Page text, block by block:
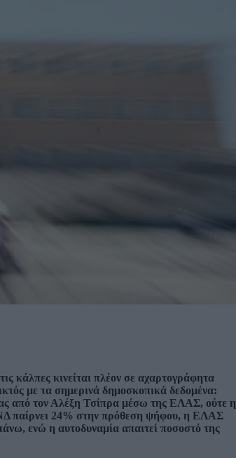
κάλπες κινείται πλέον σε αχαρτογράφητα
με τα σημερινά δημοσκοπικά δεδομένα:
από τον Αλέξη Τσίπρα μέσω της ΕΛΑΣ, ούτε η
παίρνει 24% στην πρόθεση ψήφου, η ΕΛΑΣ
ενώ η αυτοδυναμία απαιτεί ποσοστό της